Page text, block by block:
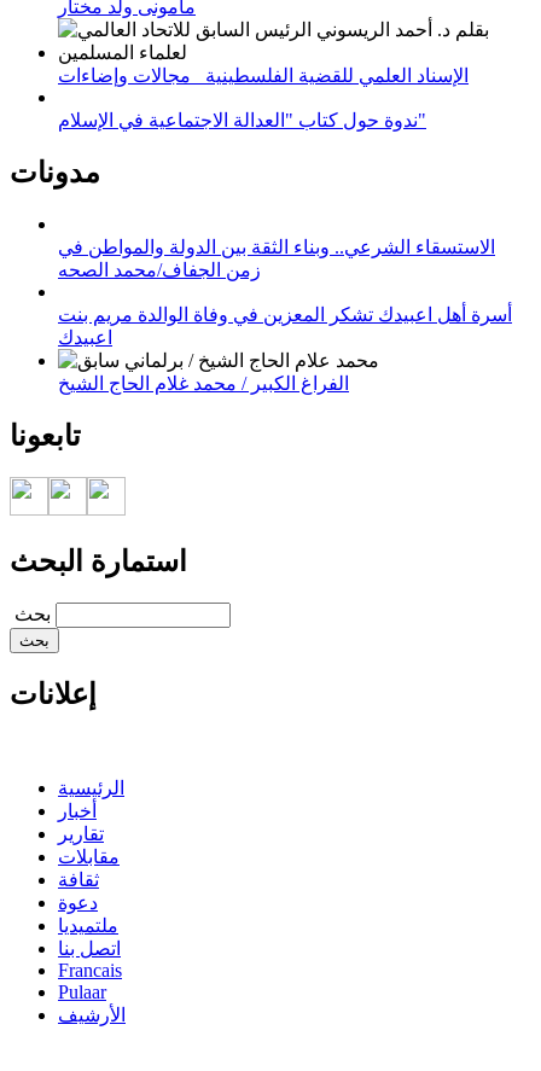
مامونى ولد مختار
الإسناد العلمي للقضية الفلسطينية_ مجالات وإضاءات
ندوة حول كتاب "العدالة الاجتماعية في الإسلام"
مدونات
الاستسقاء الشرعي.. وبناء الثقة بين الدولة والمواطن في
زمن الجفاف/محمد الصحه
أسرة أهل اعبيدك تشكر المعزين في وفاة الوالدة مريم بنت
اعبيدك
الفراغ الكبير / محمد غلام الحاج الشيخ
تابعونا
استمارة البحث
‏بحث ‏
إعلانات
الرئيسية
أخبار
تقارير
مقابلات
ثقافة
دعوة
ملتميديا
اتصل بنا
Francais
Pulaar
الأرشيف